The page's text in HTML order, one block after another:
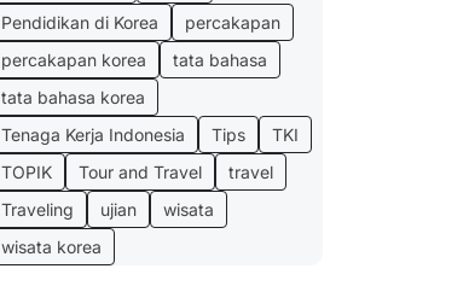
Pendidikan di Korea
percakapan
percakapan korea
tata bahasa
tata bahasa korea
Tenaga Kerja Indonesia
Tips
TKI
TOPIK
Tour and Travel
travel
Traveling
ujian
wisata
wisata korea